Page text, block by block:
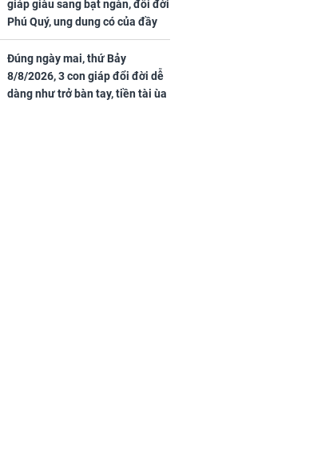
giáp giàu sang bạt ngàn, đổi đời
Phú Quý, ung dung có của đầy
nhà, ngày càng hưng thịnh sung
túc
Đúng ngày mai, thứ Bảy
8/8/2026, 3 con giáp đổi đời dễ
dàng như trở bàn tay, tiền tài ùa